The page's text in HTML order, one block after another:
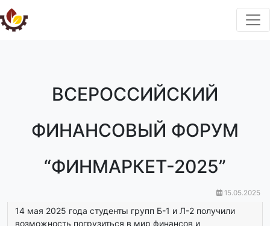
ВСЕРОССИЙСКИЙ
ФИНАНСОВЫЙ ФОРУМ
“ФИНМАРКЕТ-2025”
15.05.2025
14 мая 2025 года студенты групп Б-1 и Л-2 получили
возможность погрузиться в мир финансов и